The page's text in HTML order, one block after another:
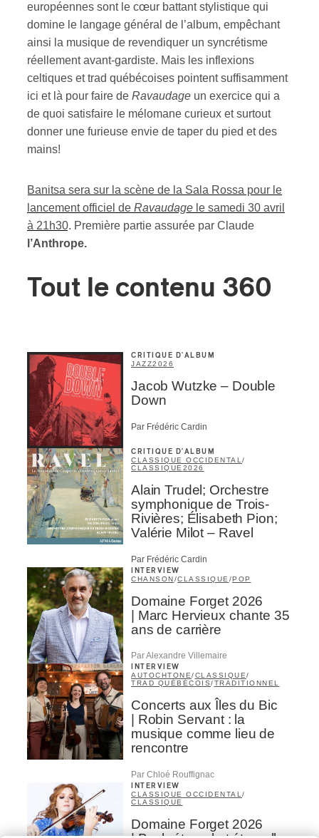
européennes sont le cœur battant stylistique qui
domine le langage général de l’album, empêchant
ainsi la musique de revendiquer un syncrétisme
réellement avant-gardiste. Mais les inflexions
celtiques et trad québécoises pointent suffisamment
ici et là pour faire de Ravaudage un exercice qui a
de quoi satisfaire le mélomane curieux et surtout
donner une furieuse envie de taper du pied et des
mains!
Banitsa sera sur la scène de la Sala Rossa pour le
lancement officiel de Ravaudage le samedi 30 avril
à 21h30. Première partie assurée par Claude
l’Anthrope.
Tout le contenu 360
CRITIQUE D'ALBUM
JAZZ2026
Jacob Wutzke – Double
Down
Par Frédéric Cardin
CRITIQUE D'ALBUM
CLASSIQUE OCCIDENTAL/
CLASSIQUE2026
Alain Trudel; Orchestre
symphonique de Trois-
Rivières; Élisabeth Pion;
Valérie Milot – Ravel
Par Frédéric Cardin
INTERVIEW
CHANSON/CLASSIQUE /POP
Domaine Forget 2026
| Marc Hervieux chante 35
ans de carrière
Par Alexandre Villemaire
INTERVIEW
AUTOCHTONE/CLASSIQUE/
TRAD QUÉBÉCOIS/TRADITIONNEL
Concerts aux Îles du Bic
| Robin Servant : la
musique comme lieu de
rencontre
Par Chloé Rouffignac
INTERVIEW
CLASSIQUE OCCIDENTAL /
CLASSIQUE
Domaine Forget 2026